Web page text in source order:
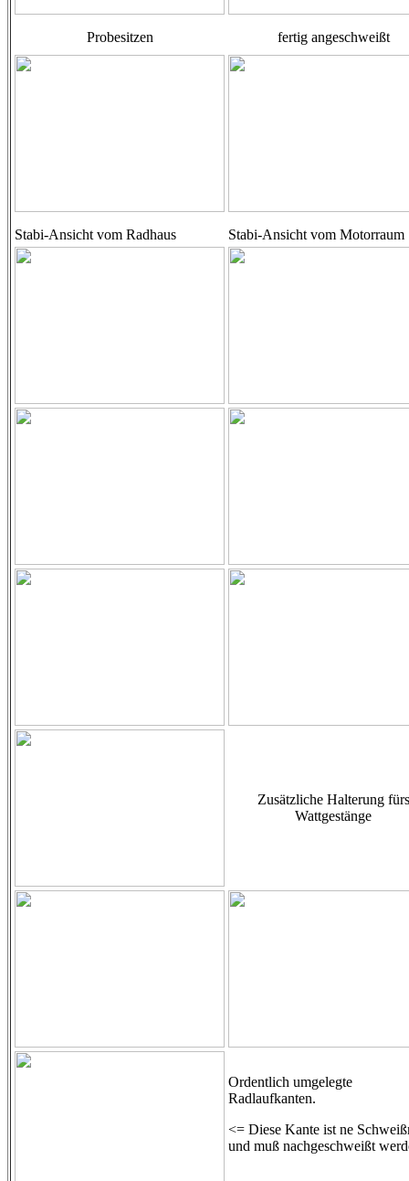
Probesitzen fertig angeschweißt
Stabi-Ansicht vom Radhaus Stabi-Ansicht vom Motorraum
Zusätzliche Halterung fürs
Wattgestänge
Ordentlich umgelegte
Radlaufkanten.
<= Diese Kante ist ne
und muß nachgeschweißt